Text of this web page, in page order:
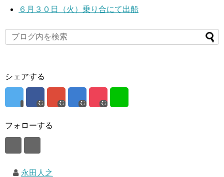
６月３０日（火）乗り合にて出船
シェアする
フォローする
永田人之